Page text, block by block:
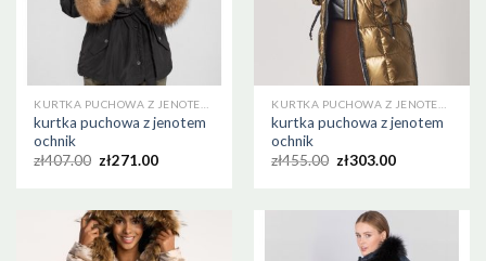
kurtka puchowa z jenotem
ochnik
zł407.00 zł271.00
kurtka puchowa z jenotem
ochnik
zł455.00 zł303.00